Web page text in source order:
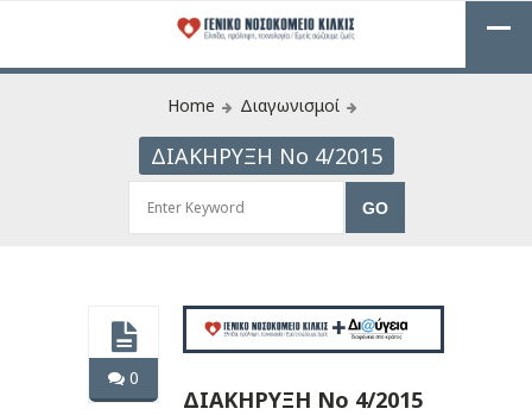
Home Διαγωνισμοί
ΔΙΑΚΗΡΥΞΗ Νο 4/2015
0
ΔΙΑΚΗΡΥΞΗ Νο 4/2015